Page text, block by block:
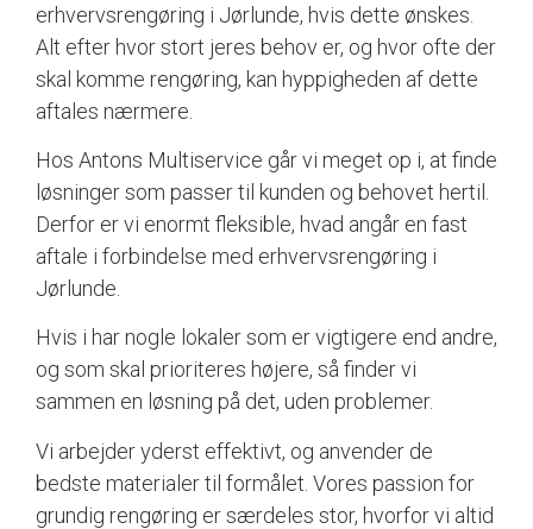
erhvervsrengøring i Jørlunde, hvis dette ønskes.
Alt efter hvor stort jeres behov er, og hvor ofte der
skal komme rengøring, kan hyppigheden af dette
aftales nærmere.
Hos Antons Multiservice går vi meget op i, at finde
løsninger som passer til kunden og behovet hertil.
Derfor er vi enormt fleksible, hvad angår en fast
aftale i forbindelse med erhvervsrengøring i
Jørlunde.
Hvis i har nogle lokaler som er vigtigere end andre,
og som skal prioriteres højere, så finder vi
sammen en løsning på det, uden problemer.
Vi arbejder yderst effektivt, og anvender de
bedste materialer til formålet. Vores passion for
grundig rengøring er særdeles stor, hvorfor vi altid